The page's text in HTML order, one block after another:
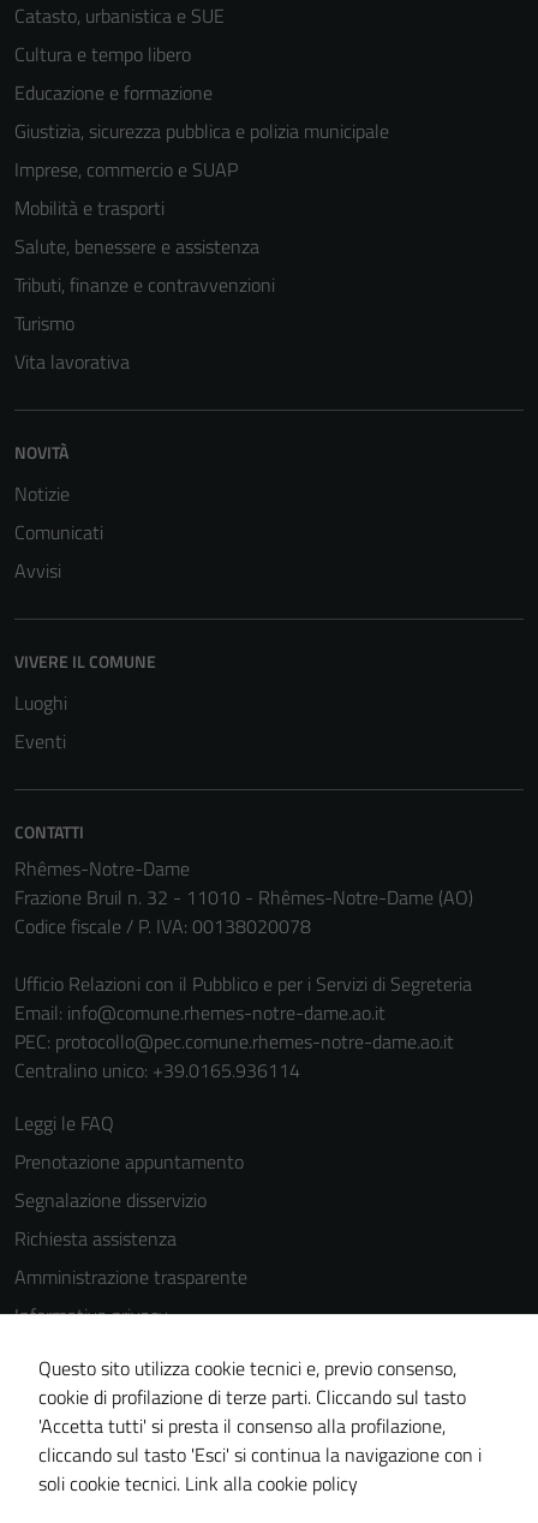
Catasto, urbanistica e SUE
Cultura e tempo libero
Educazione e formazione
Giustizia, sicurezza pubblica e polizia municipale
Imprese, commercio e SUAP
Mobilità e trasporti
Salute, benessere e assistenza
Tributi, finanze e contravvenzioni
Turismo
Vita lavorativa
NOVITÀ
Notizie
Comunicati
Avvisi
VIVERE IL COMUNE
Luoghi
Eventi
CONTATTI
Rhêmes-Notre-Dame
Frazione Bruil n. 32 - 11010 - Rhêmes-Notre-Dame (AO)
Codice fiscale / P. IVA: 00138020078
Ufficio Relazioni con il Pubblico e per i Servizi di Segreteria
Email: info@comune.rhemes-notre-dame.ao.it
PEC: protocollo@pec.comune.rhemes-notre-dame.ao.it
Centralino unico: +39.0165.936114
Leggi le FAQ
Prenotazione appuntamento
Segnalazione disservizio
Richiesta assistenza
Amministrazione trasparente
Informativa privacy
Cookie Policy
Note legali
Dichiarazione di accessibilità
Piano di miglioramento del sito
Questo sito utilizza cookie tecnici e, previo consenso,
cookie di profilazione di terze parti. Cliccando sul tasto
'Accetta tutti' si presta il consenso alla profilazione,
cliccando sul tasto 'Esci' si continua la navigazione con i
soli cookie tecnici. Link alla cookie policy
Questi cookie
sono necessari
per il
funzionamento
del sito e non
possono
essere